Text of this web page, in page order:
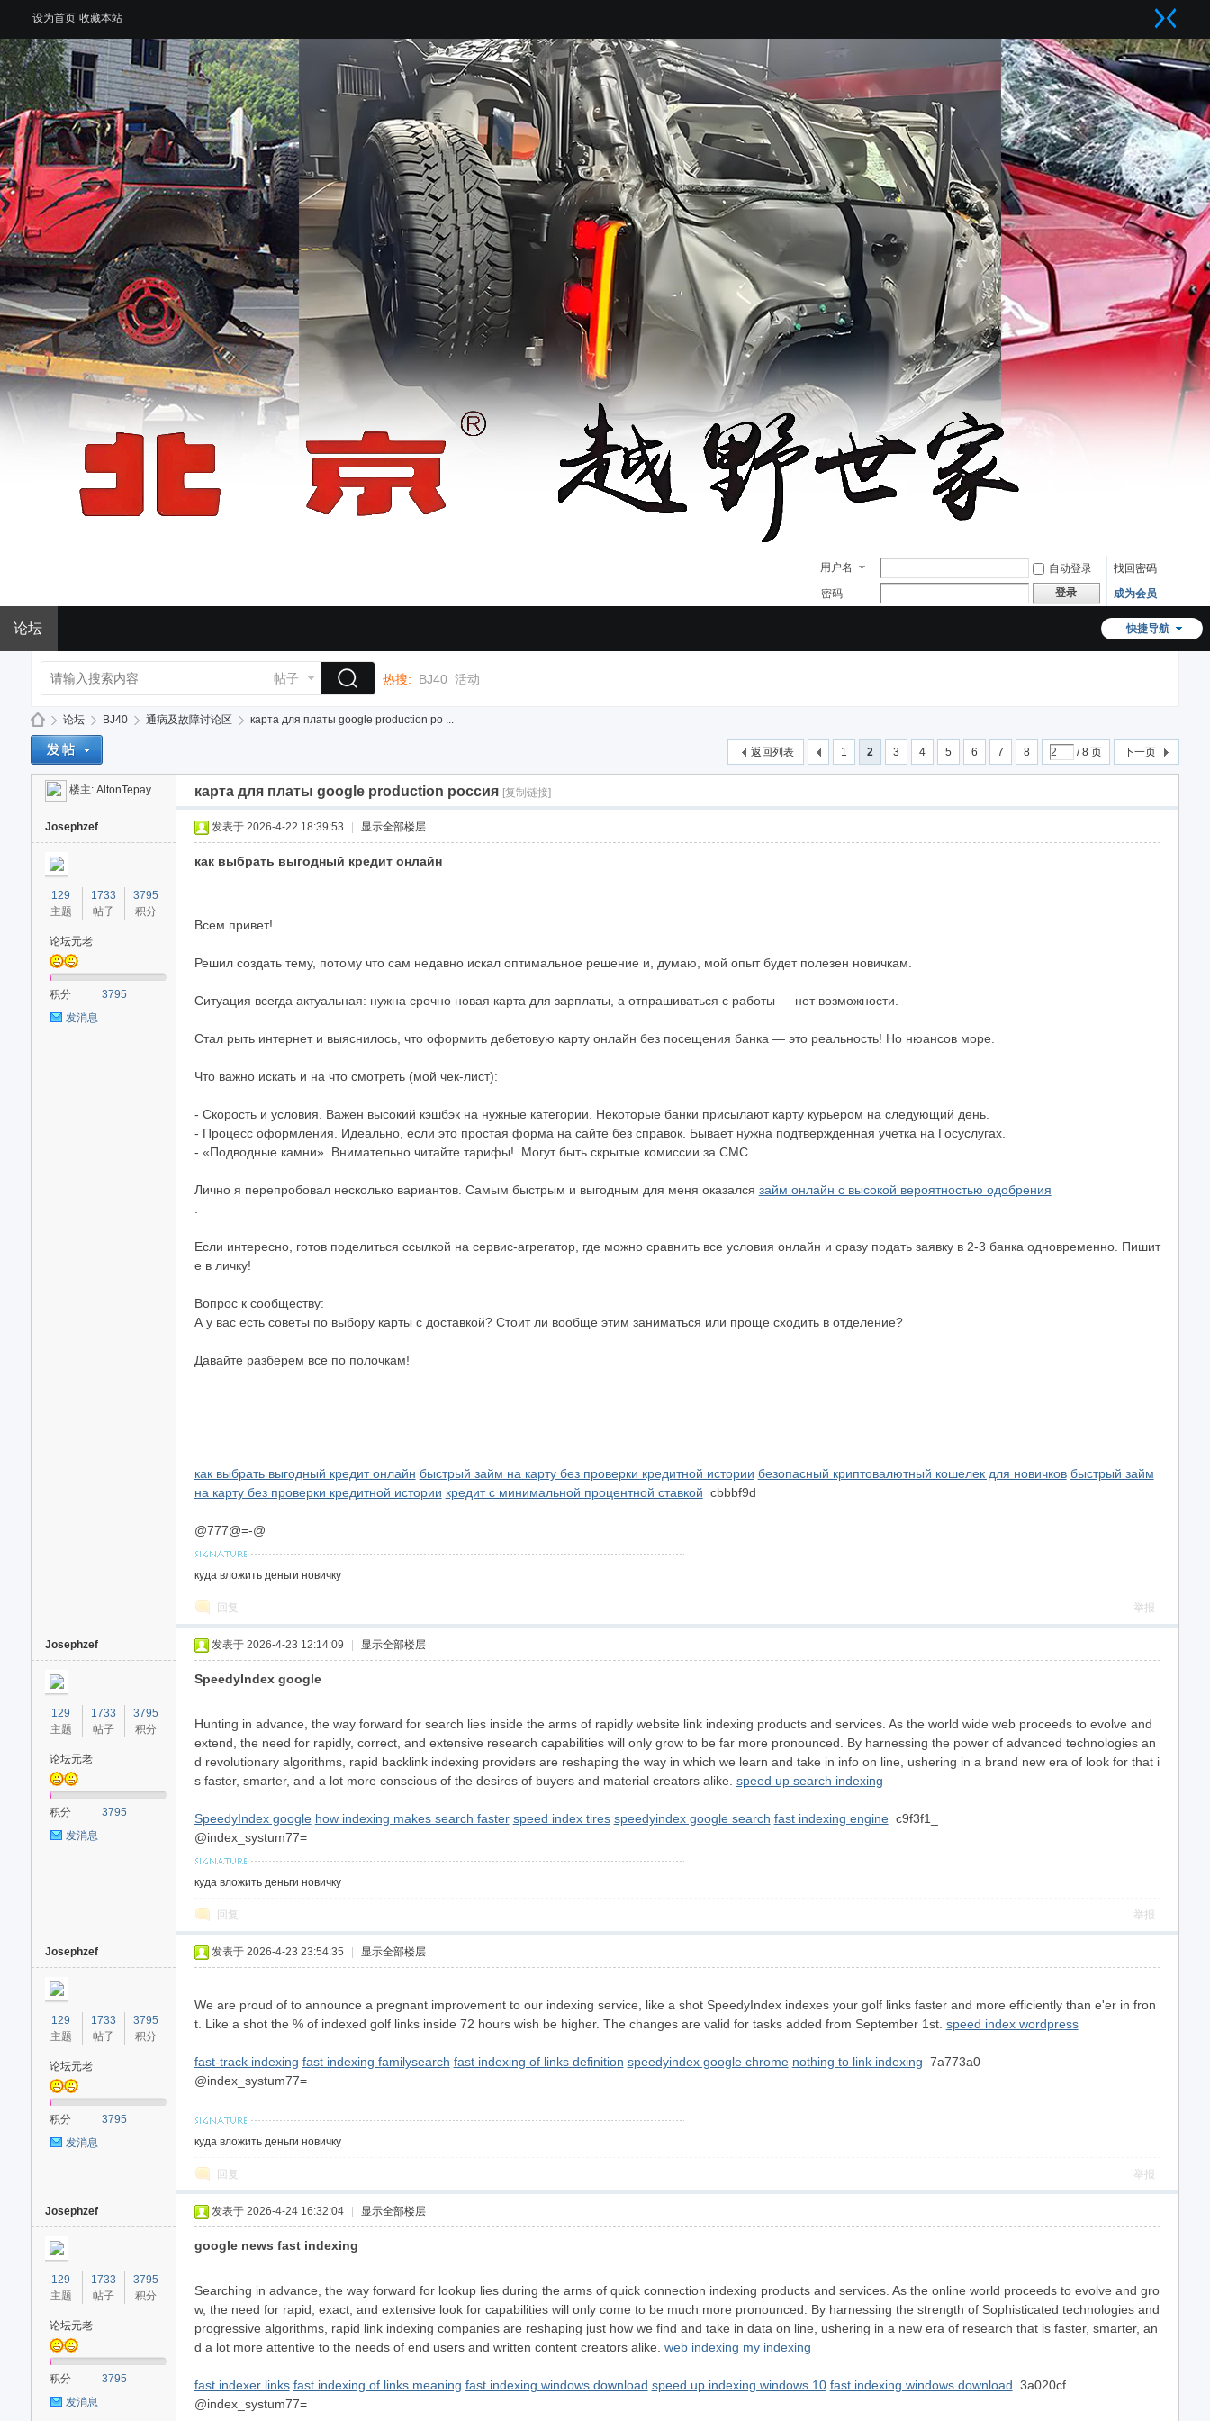
设为首页 收藏本站
用户名 自动登录
找回密码
密码
登录 成为会员
快捷导航
论坛
帖子 热搜: BJ40 活动
»
论坛
›
BJ40
›
通病及故障讨论区
›
карта для платы google production ро ...
1 2 3 4 5 6 7 8 / 8 页 下一页
返回列表
楼主: AltonTepay карта для платы google production россия [复制链接]
Josephzef
129
主题
1733
帖子
3795
积分
论坛元老
积分
3795
发消息
发表于 2026-4-22 18:39:53 显示全部楼层
как выбрать выгодный кредит онлайн
Всем привет!
Решил создать тему, потому что сам недавно искал оптимальное решение и, думаю, мой опыт будет полезен новичкам.
Ситуация всегда актуальная: нужна срочно новая карта для зарплаты, а отпрашиваться с работы — нет возможности.
Стал рыть интернет и выяснилось, что оформить дебетовую карту онлайн без посещения банка — это реальность! Но нюансов море.
Что важно искать и на что смотреть (мой чек-лист):
- Скорость и условия. Важен высокий кэшбэк на нужные категории. Некоторые банки присылают карту курьером на следующий день.
- Процесс оформления. Идеально, если это простая форма на сайте без справок. Бывает нужна подтвержденная учетка на Госуслугах.
- «Подводные камни». Внимательно читайте тарифы!. Могут быть скрытые комиссии за СМС.
Лично я перепробовал несколько вариантов. Самым быстрым и выгодным для меня оказался займ онлайн с высокой вероятностью одобрения
Если интересно, готов поделиться ссылкой на сервис-агрегатор, где можно сравнить все условия онлайн и сразу подать заявку в 2-3 банка одновременно. Пишит
е в личку!
Вопрос к сообществу:
А у вас есть советы по выбору карты с доставкой? Стоит ли вообще этим заниматься или проще сходить в отделение?
Давайте разберем все по полочкам!
как выбрать выгодный кредит онлайн быстрый займ на карту без проверки кредитной истории безопасный криптовалютный кошелек для новичков быстрый займ
на карту без проверки кредитной истории кредит с минимальной процентной ставкой cbbbf9d
@777@=-@
куда вложить деньги новичку
回复 举报
Josephzef
129
主题
1733
帖子
3795
积分
论坛元老
积分
3795
发消息
发表于 2026-4-23 12:14:09 显示全部楼层
SpeedyIndex google
Hunting in advance, the way forward for search lies inside the arms of rapidly website link indexing products and services. As the world wide web proceeds to evolve and
extend, the need for rapidly, correct, and extensive research capabilities will only grow to be far more pronounced. By harnessing the power of advanced technologies an
d revolutionary algorithms, rapid backlink indexing providers are reshaping the way in which we learn and take in info on line, ushering in a brand new era of look for that i
s faster, smarter, and a lot more conscious of the desires of buyers and material creators alike. speed up search indexing
SpeedyIndex google how indexing makes search faster speed index tires speedyindex google search fast indexing enginec9f3f1_
@index_systum77=
куда вложить деньги новичку
回复 举报
Josephzef
129
主题
1733
帖子
3795
积分
论坛元老
积分
3795
发消息
发表于 2026-4-23 23:54:35 显示全部楼层
We are proud of to announce a pregnant improvement to our indexing service, like a shot SpeedyIndex indexes your golf links faster and more efficiently than e'er in fron
t. Like a shot the % of indexed golf links inside 72 hours wish be higher. The changes are valid for tasks added from September 1st. speed index wordpress
fast-track indexing fast indexing familysearch fast indexing of links definition speedyindex google chrome nothing to link indexing 7a773a0
@index_systum77=
куда вложить деньги новичку
回复 举报
Josephzef
129
主题
1733
帖子
3795
积分
论坛元老
积分
3795
发消息
发表于 2026-4-24 16:32:04 显示全部楼层
google news fast indexing
Searching in advance, the way forward for lookup lies during the arms of quick connection indexing products and services. As the online world proceeds to evolve and gro
w, the need for rapid, exact, and extensive look for capabilities will only come to be much more pronounced. By harnessing the strength of Sophisticated technologies and
progressive algorithms, rapid link indexing companies are reshaping just how we find and take in data on line, ushering in a new era of research that is faster, smarter, an
d a lot more attentive to the needs of end users and written content creators alike. web indexing my indexing
fast indexer links fast indexing of links meaning fast indexing windows download speed up indexing windows 10 fast indexing windows download 3a020cf
@index_systum77=